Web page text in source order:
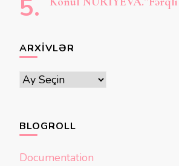
ARXIVLƏR
Arxivlər
BLOGROLL
Documentation